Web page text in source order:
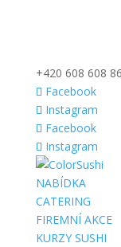
+420 608 608
Facebook
Instagram
Facebook
Instagram
NABÍDKA
CATERING
FIREMNÍ AKCE
KURZY SUSHI